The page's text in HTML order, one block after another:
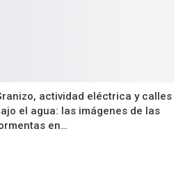
actividad eléctrica y calles
el agua: las imágenes de las
en…